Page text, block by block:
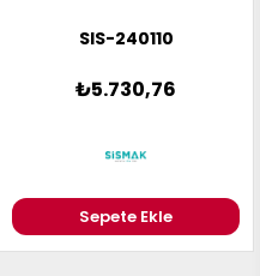
SIS-240110
₺5.730,76
Sepete Ekle